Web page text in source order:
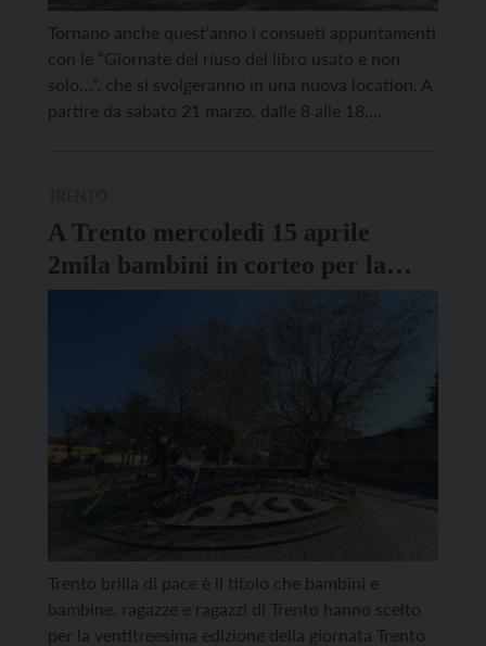
Tornano anche quest’anno i consueti appuntamenti
con le “Giornate del riuso del libro usato e non
solo…”, che si svolgeranno in una nuova location. A
partire da sabato 21 marzo, dalle 8 alle 18,
A Trento mercoledì 15 aprile
2mila bambini in corteo per la
pace
Trento brilla di pace è il titolo che bambini e
bambine, ragazze e ragazzi di Trento hanno scelto
per la ventitreesima edizione della giornata Trento